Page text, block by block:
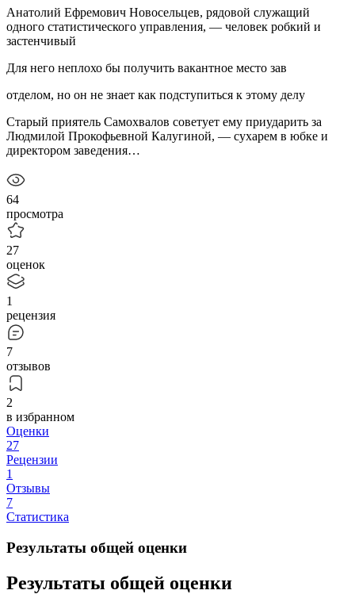
Анатолий Ефремович Новосельцев, рядовой служащий
одного статистического управления, — человек робкий и
застенчивый
Для него неплохо бы получить вакантное место зав
отделом, но он не знает как подступиться к этому делу
Старый приятель Самохвалов советует ему приударить за
Людмилой Прокофьевной Калугиной, — сухарем в юбке и
директором заведения…
64
просмотра
27
оценок
1
рецензия
7
отзывов
2
в избранном
Оценки
27
Рецензии
1
Отзывы
7
Статистика
Результаты общей оценки
Результаты общей оценки